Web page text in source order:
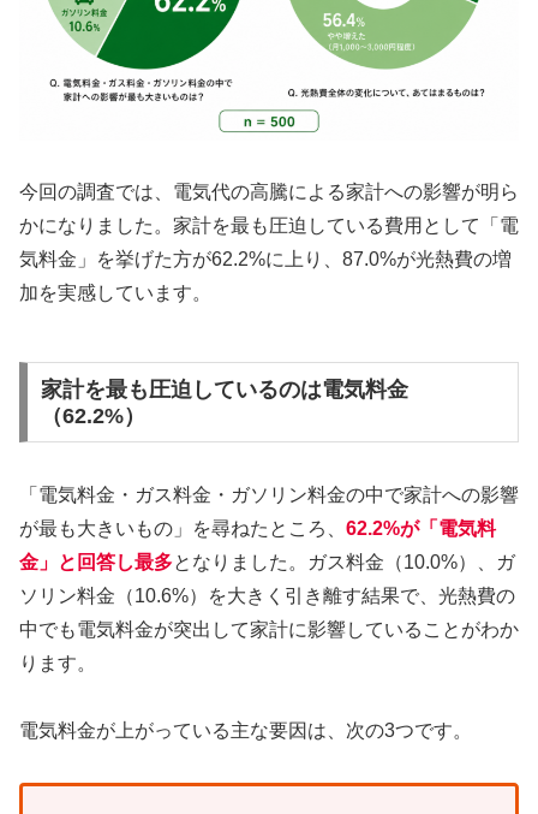
今回の調査では、電気代の高騰による家計への影響が明ら
かになりました。家計を最も圧迫している費用として「電
気料金」を挙げた方が62.2%に上り、87.0%が光熱費の増
加を実感しています。
家計を最も圧迫しているのは電気料金
（62.2%）
「電気料金・ガス料金・ガソリン料金の中で家計への影響
が最も大きいもの」を尋ねたところ、 62.2%が「電気料
金」と回答し最多となりました。ガス料金（10.0%）、ガ
ソリン料金（10.6%）を大きく引き離す結果で、光熱費の
中でも電気料金が突出して家計に影響していることがわか
ります。
電気料金が上がっている主な要因は、次の3つです。